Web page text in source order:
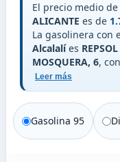
El precio medio de
ALICANTE es de
La gasolinera con
Alcalalíes REPSOL
MOSQUERA, 6,
Leer más
Gasolina 95